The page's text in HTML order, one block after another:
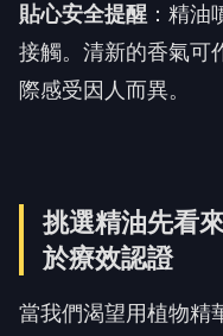
貼心安全提醒 ：精
接觸。清新的香氣可
際感受因人而異。
挑選精油先看
於療效認證
當我們渴望用植物精